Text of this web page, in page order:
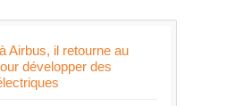
Airbus, il retourne au
développer des